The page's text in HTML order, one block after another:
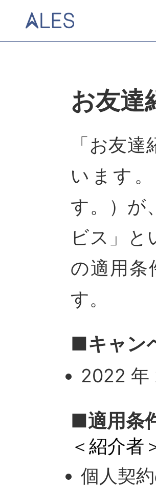
お友達
「お友
います
す。）が
ビス」と
の適用条
す。
■キャン
2022 年
■適用条
＜紹介者
個人契